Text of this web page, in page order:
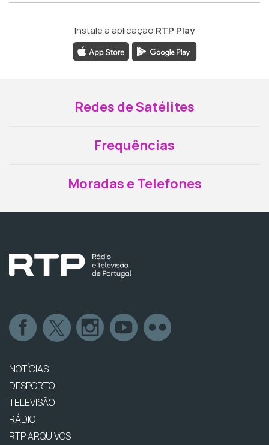
Instale a aplicação RTP Play
Redes de Satélites
Frequências
Moradas e Telefones
NOTÍCIAS
DESPORTO
TELEVISÃO
RÁDIO
RTP ARQUIVOS